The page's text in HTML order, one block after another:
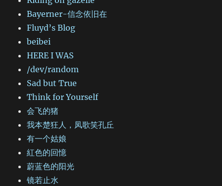
Bayerner-信念依旧在
Fluyd’s Blog
beibei
HERE I WAS
/dev/random
Sad but True
Think for Yourself
会飞的猪
我本楚狂人，凤歌笑孔丘
有一个姑娘
紅色的回憶
蔚蓝色的阳光
镜若止水